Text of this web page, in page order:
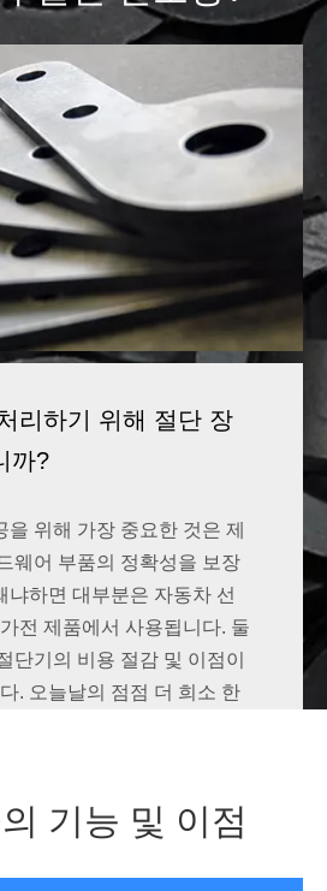
기계 부품
측정 도구
리하기 위해 절단 장
까?
을 위해 가장 중요한 것은 제
웨어 부품의 정확성을 보장
냐하면 대부분은 자동차 선
전 제품에서 사용됩니다. 둘
단기의 비용 절감 및 이점이
. 오늘날의 점점 더 희소 한
다.기능 및 이점